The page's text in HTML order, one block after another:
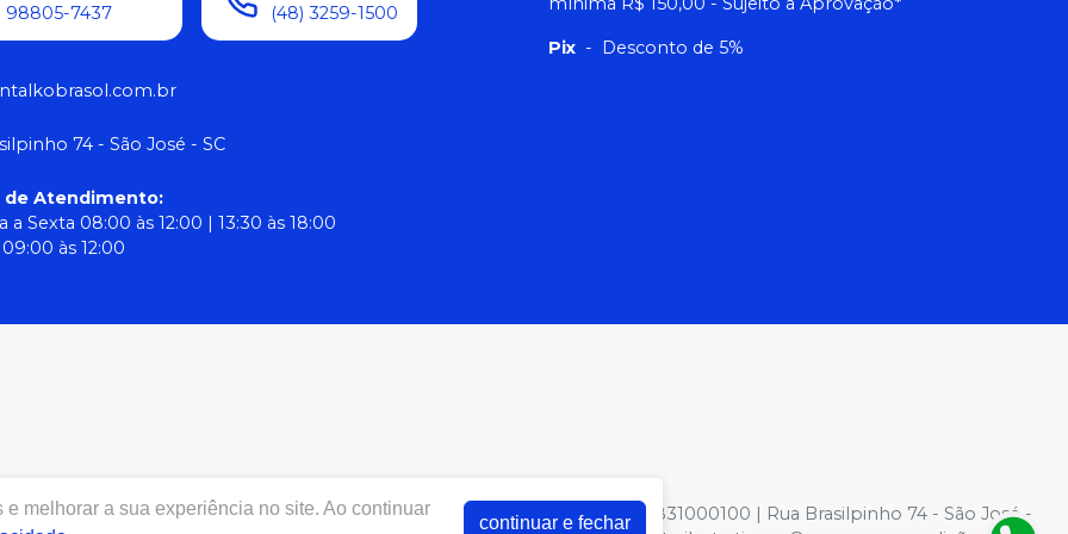
98805-7437
(48) 3259-1500
74 - São José - SC
de Atendimento:
a Sexta 08:00 às 12:00 | 13:30 às 18:00
às 12:00
Pix - Desconto de 5%
| ODONTO PROTESE COMERCIAL LTDA CNPJ: 81022831000100 | Rua Brasilpinho 74 - São José -
melhorar a sua experiência no site. Ao continuar
continuar e fechar